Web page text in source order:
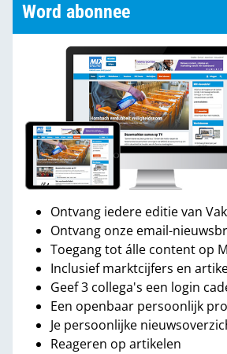
Word abonnee
Ontvang iedere editie van
Ontvang onze email-
Toegang tot álle content op
Inclusief marktcijfers en
Geef 3 collega's een login
Een openbaar persoonlijk
Je persoonlijke
Reageren op artikelen